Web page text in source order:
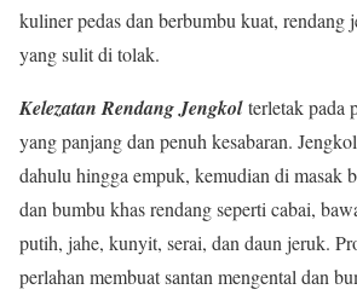
kuliner pedas dan berbumbu kuat, rendang
yang sulit di tolak.
Kelezatan Rendang Jengkolterletak pada
yang panjang dan penuh kesabaran.
dahulu hingga empuk, kemudian di masak
dan bumbu khas rendang seperti cabai,
putih, jahe, kunyit, serai, dan daun jeruk.
perlahan membuat santan mengental dan